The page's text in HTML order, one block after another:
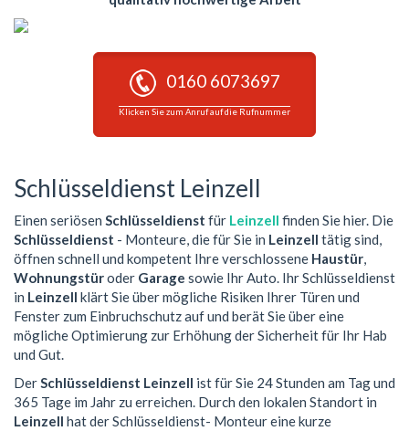
0160 6073697
Klicken Sie zum Anruf auf die Rufnummer
Schlüsseldienst Leinzell
Einen seriösen Schlüsseldienst für Leinzell finden Sie hier. Die
Schlüsseldienst - Monteure, die für Sie in Leinzell tätig sind,
öffnen schnell und kompetent Ihre verschlossene Haustür,
Wohnungstüroder Garage sowie Ihr Auto. Ihr Schlüsseldienst
in Leinzell klärt Sie über mögliche Risiken Ihrer Türen und
Fenster zum Einbruchschutz auf und berät Sie über eine
mögliche Optimierung zur Erhöhung der Sicherheit für Ihr Hab
und Gut.
DerSchlüsseldienst Leinzell ist für Sie 24 Stunden am Tag und
365 Tage im Jahr zu erreichen. Durch den lokalen Standort in
Leinzell hat der Schlüsseldienst- Monteur eine kurze